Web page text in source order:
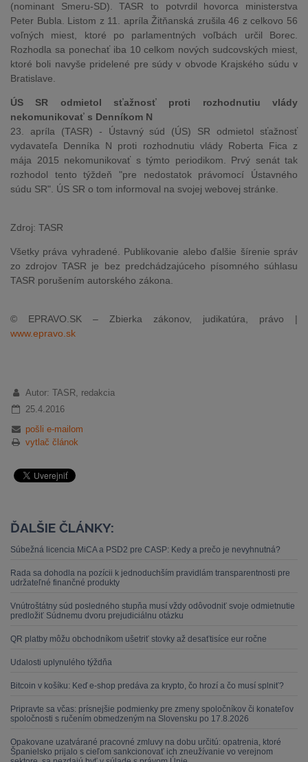
(nominant Smeru-SD). TASR to potvrdil hovorca ministerstva
Peter Bubla. Listom z 11. apríla Žitňanská zrušila 46 z celkovo 56
voľných miest, ktoré po parlamentných voľbách určil Borec.
Rozhodla sa ponechať iba 10 celkom nových sudcovských miest,
ktoré boli navyše pridelené pre súdy v obvode Krajského súdu v
Bratislave.
ÚS SR odmietol sťažnosť proti rozhodnutiu vlády
nekomunikovať s Denníkom N
23. apríla (TASR) - Ústavný súd (ÚS) SR odmietol sťažnosť
vydavateľa Denníka N proti rozhodnutiu vlády Roberta Fica z
mája 2015 nekomunikovať s týmto periodikom. Prvý senát tak
rozhodol tento týždeň "pre nedostatok právomocí Ústavného
súdu SR". ÚS SR o tom informoval na svojej webovej stránke.
Zdroj: TASR
Všetky práva vyhradené. Publikovanie alebo ďalšie šírenie správ
zo zdrojov TASR je bez predchádzajúceho písomného súhlasu
TASR porušením autorského zákona.
© EPRAVO.SK – Zbierka zákonov, judikatúra, právo |
www.epravo.sk
Autor: TASR, redakcia
25.4.2016
pošli e-mailom
vytlač článok
ĎALŠIE ČLÁNKY:
Súbežná licencia MiCA a PSD2 pre CASP: Kedy a prečo je nevyhnutná?
Rada sa dohodla na pozícii k jednoduchším pravidlám transparentnosti pre
udržateľné finančné produkty
Vnútroštátny súd posledného stupňa musí vždy odôvodniť svoje odmietnutie
predložiť Súdnemu dvoru prejudiciálnu otázku
QR platby môžu obchodníkom ušetriť stovky až desaťtisíce eur ročne
Udalosti uplynulého týždňa
Bitcoin v košíku: Keď e-shop predáva za krypto, čo hrozí a čo musí splniť?
Pripravte sa včas: prísnejšie podmienky pre zmeny spoločníkov či konateľov
spoločnosti s ručením obmedzeným na Slovensku po 17.8.2026
Opakovane uzatvárané pracovné zmluvy na dobu určitú: opatrenia, ktoré
Španielsko prijalo s cieľom sankcionovať ich zneužívanie vo verejnom